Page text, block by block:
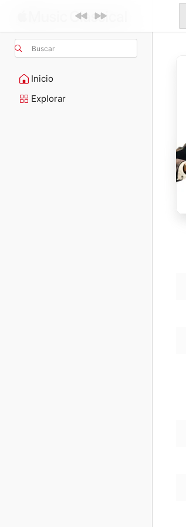
Buscar
Inicio
Explorar